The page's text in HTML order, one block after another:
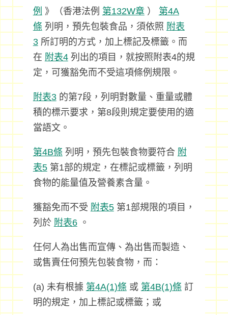
例 》（香港法例 第132W章） 第4A
條 列明，預先包裝食品，須依照 附表
3所訂明的方式，加上標記及標籤。而
在 附表4列出的項目，就按照附表4的規
定，可獲豁免而不受這項條例規限。
附表3的第7段，列明對數量、重量或體
積的標示要求，第8段則規定要使用的適
當語文。
第4B條 列明，預先包裝食物要符合 附
表5第1部的規定，在標記或標籤，列明
食物的能量值及營養素含量。
獲豁免而不受 附表5第1部規限的項目，
列於 附表6。
任何人為出售而宣傳、為出售而製造、
或售賣任何預先包裝食物，而：
(a) 未有根據 第4A(1)條 或 第4B(1)條 訂
明的規定，加上標記或標籤；或